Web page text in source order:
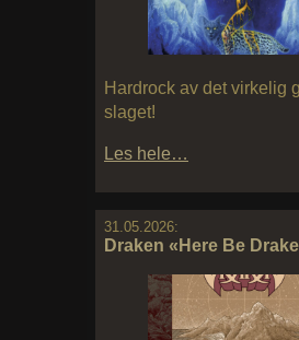
Hardrock av det virkelig
slaget!
Les hele…
31.05.2026:
Draken «Here Be